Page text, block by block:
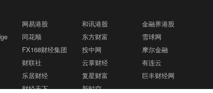
网易港股 和讯港股
金融界港股
同花顺 东方财富
雪球网
FX168财经集团 投中网
摩尔金融
财联社 云掌财经
有连云
乐居财经 复星财富
巨丰财经网
财经天下 新时空